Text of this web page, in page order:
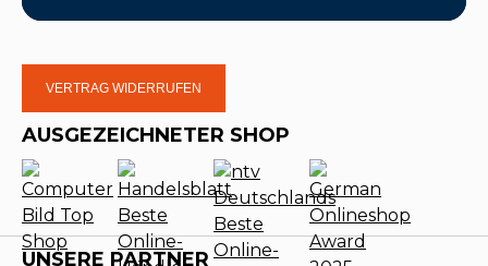
VERTRAG WIDERRUFEN
AUSGEZEICHNETER SHOP
UNSERE PARTNER